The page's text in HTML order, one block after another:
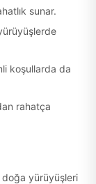
sunar.
koşullarda da
rahatça
doğa yürüyüşleri